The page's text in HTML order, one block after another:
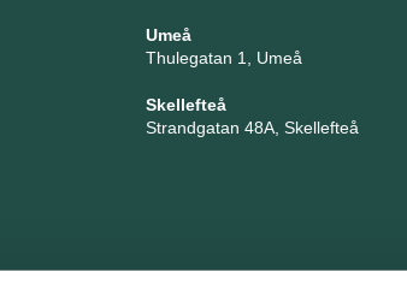
Umeå
Thulegatan 1, Umeå
Skellefteå
Strandgatan 48A, Skellefteå